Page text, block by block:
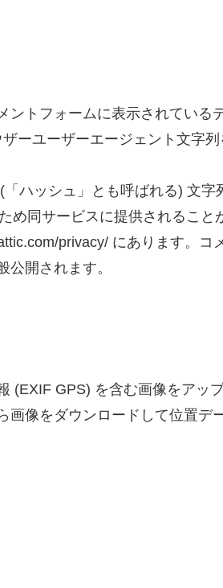
ントフォームに表示されている
ーユーザーエージェント文字列
ハッシュ」とも呼ばれる) 文字
め同サービスに提供されること
privacy/ にあります。コ
公開されます。
(EXIF GPS) を含む画像をアッ
像をダウンロードして位置デ